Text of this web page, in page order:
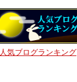
人気ブログランキング